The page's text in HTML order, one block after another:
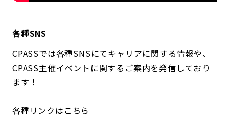
各種SNS
CPASSでは各種SNSにてキャリアに関する情報や、
CPASS主催イベントに関するご案内を発信しており
ます！
各種リンクはこちら